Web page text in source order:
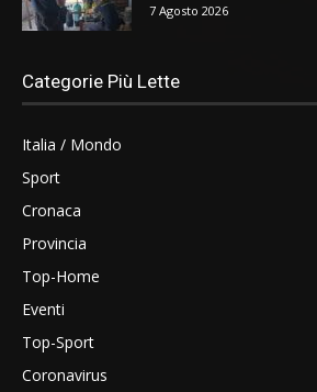
7 Agosto 2026
Categorie Più Lette
Italia / Mondo
Sport
Cronaca
Provincia
Top-Home
Eventi
Top-Sport
Coronavirus